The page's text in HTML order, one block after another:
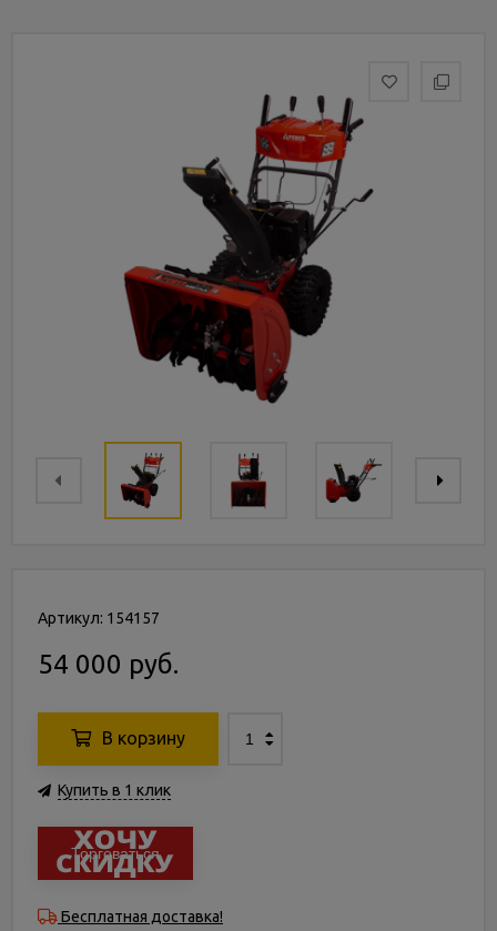
Артикул: 154157
54 000 руб.
В корзину
Купить в 1 клик
Торговаться
Бесплатная доставка!